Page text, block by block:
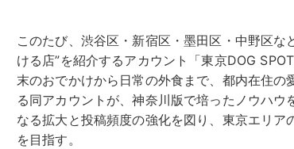
このたび、渋谷区・新宿区・墨田区・中野区な
ける店”を紹介するアカウント「東京DOG
末のおでかけから日常の外食まで、都内在住の
る同アカウントが、神奈川版で培ったノウハ
なる拡大と投稿頻度の強化を図り、東京エリ
を目指す。